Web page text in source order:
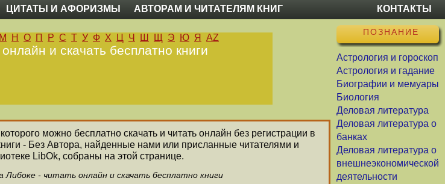
ЦИТАТЫ И АФОРИЗМЫ АВТОРАМ И ЧИТАТЕЛЯМ КНИГ КОНТАКТЫ
ПОЗНАНИЕ
Астрология и гороскоп
Астрология и гадание
Биографии и мемуары
Биология
Деловая литература
Деловая литература о
банках
Деловая литература о
внешнеэкономической
деятельности
М Н О П Р С Т У Ф Х Ц Ч Ш Щ Э Ю Я AZ
и скачать бесплатно книги
можно бесплатно скачать и читать онлайн без регистрации в
- Без Автора, найденные нами или присланные читателями и
LibOk, собраны на этой странице.
- читать онлайн и скачать бесплатно книги